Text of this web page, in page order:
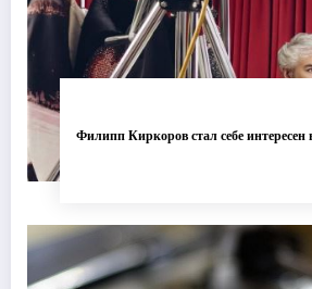
Филипп Киркоров стал себе интересен